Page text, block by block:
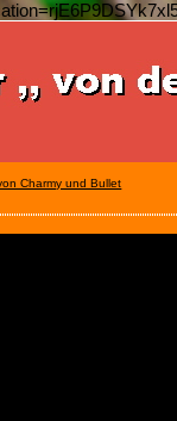
Charmy und Bullet